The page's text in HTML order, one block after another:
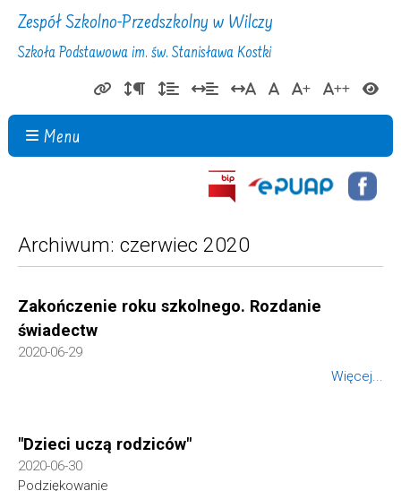
Zespół Szkolno-Przedszkolny w Wilczy
Szkoła Podstawowa im. św. Stanisława Kostki
Menu
Archiwum: czerwiec 2020
Zakończenie roku szkolnego. Rozdanie
świadectw
2020-06-29
Więcej...
"Dzieci uczą rodziców"
2020-06-30
Podziękowanie